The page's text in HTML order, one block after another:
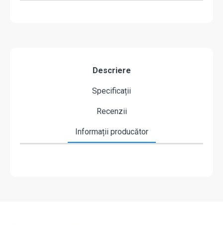
Descriere
Specificații
Recenzii
Informații producător